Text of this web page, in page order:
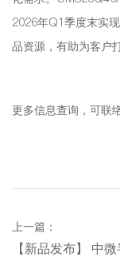
2026年Q1季度末实
品资源，有助为客户
更多信息查询，可联
上一篇：
【新品发布】 中